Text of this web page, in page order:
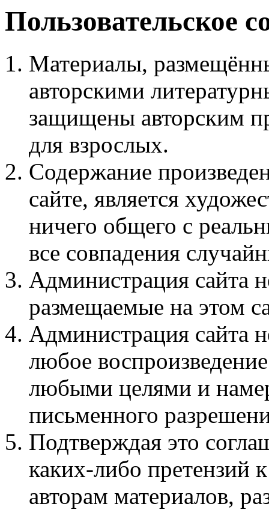
Пользовательское
Материалы,
авторскими
защищены авторским
для взрослых.
Содержание
сайте, является
ничего общего с
все совпадения
Администрация сайта
размещаемые на этом
Администрация сайта
любое
любыми целями и
письменного
Подтверждая это
каких-либо претензий
авторам материалов,